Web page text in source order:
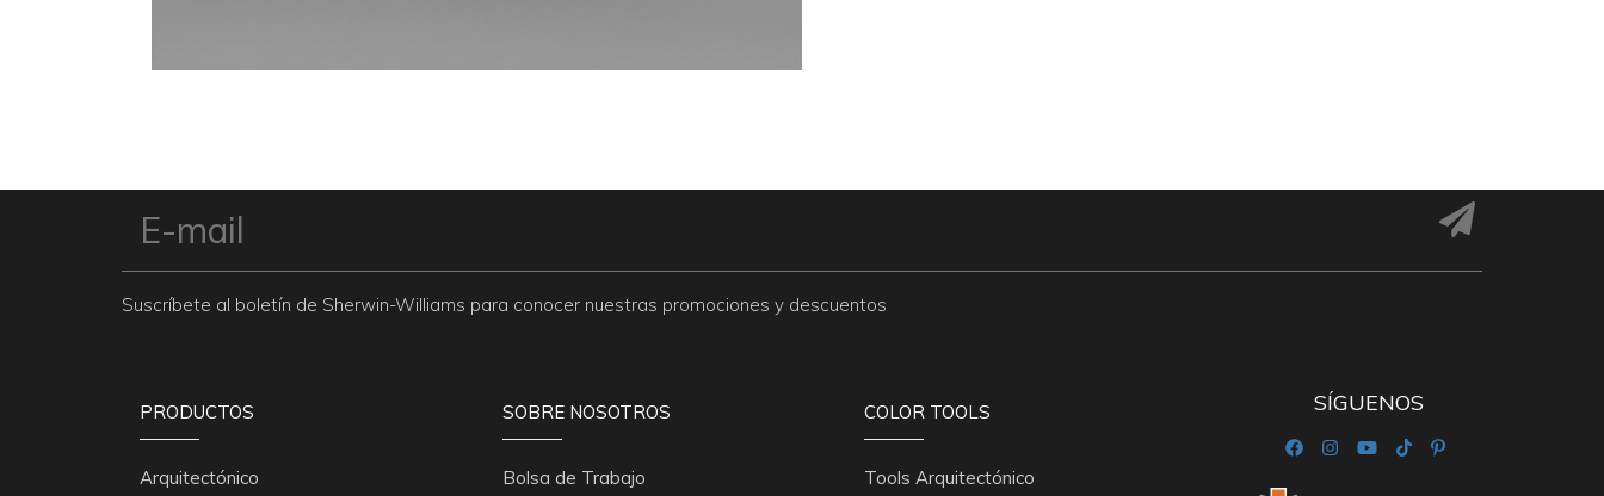
Suscríbete al boletín de Sherwin-Williams para conocer nuestras promociones y descuentos
PRODUCTOS
Arquitectónico
SOBRE NOSOTROS
Bolsa de Trabajo
COLOR TOOLS
Tools Arquitectónico
SÍGUENOS